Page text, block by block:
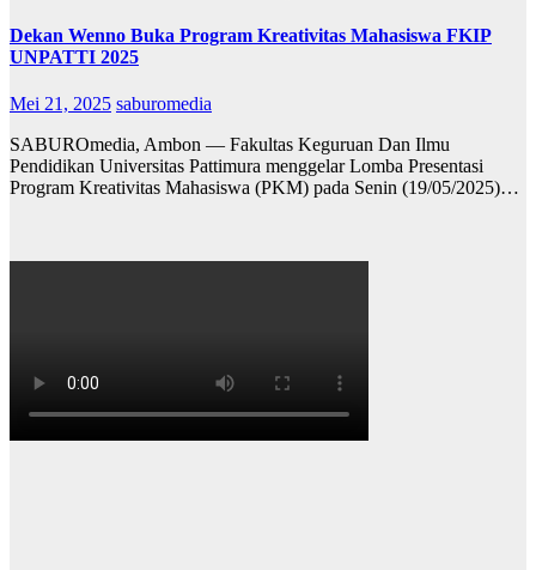
Dekan Wenno Buka Program Kreativitas Mahasiswa FKIP
UNPATTI 2025
Mei 21, 2025 saburomedia
SABUROmedia, Ambon — Fakultas Keguruan Dan Ilmu
Pendidikan Universitas Pattimura menggelar Lomba Presentasi
Program Kreativitas Mahasiswa (PKM) pada Senin (19/05/2025)…